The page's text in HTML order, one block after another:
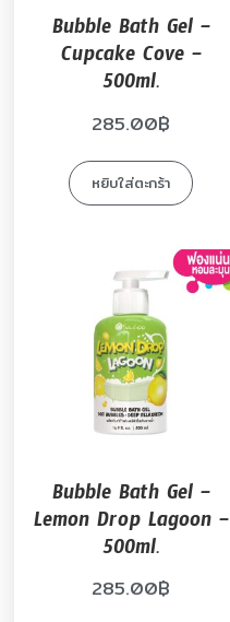
Bubble Bath Gel –
Cupcake Cove –
500ml.
285.00฿
หยิบใส่ตะกร้า
Bubble Bath Gel –
Lemon Drop Lagoon –
500ml.
285.00฿